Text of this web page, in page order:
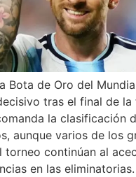
Bota de Oro del
tras el final de la
la clasificación
aunque varios de los
torneo continúan al
en las